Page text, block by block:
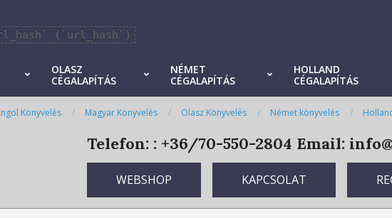
(`url_hash`)
OLASZ
CÉGALAPÍTÁS
NÉMET
CÉGALAPÍTÁS
HOLLAND
CÉGALAPÍTÁS
Könyvelés Magyar Könyvelés Olasz Könyvelés Német könyvelés
Telefon: : +36/70-550-2804 Email:
WEBSHOP KAPCSOLAT